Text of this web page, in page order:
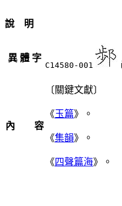
說 明
異 體 字
C14580-001
內 容
〔關鍵文獻〕
《玉篇》。
《集韻》。
《四聲篇海》。